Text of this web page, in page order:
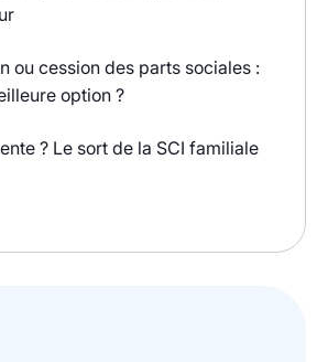
ou cession des parts sociales :
option ?
? Le sort de la SCI familiale